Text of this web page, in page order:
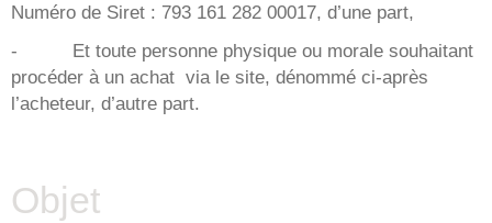
Numéro de Siret : 793 161 282 00017, d’une part,
- Et toute personne physique ou morale souhaitant
procéder à un achat via le site, dénommé ci-après
l’acheteur, d’autre part.
Objet